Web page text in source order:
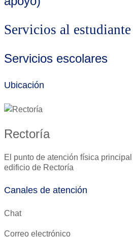
Servicios al estudiante
Servicios escolares
Ubicación
Rectoría
El punto de atención física
edificio de Rectoría
Canales de atención
Chat
Correo electrónico